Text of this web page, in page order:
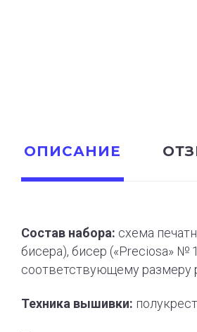
ОПИСАНИЕ
Состав набора: схема
бисера), бисер («Preciosa» №
соответствующему размеру
Техника вышивки: